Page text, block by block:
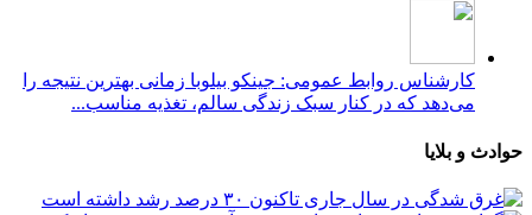
کارشناس روابط عمومی: جینکو بیلوبا زمانی بهترین نتیجه را
می‌دهد که در کنار سبک زندگی سالم، تغذیه مناسب...
حوادث و بلایا